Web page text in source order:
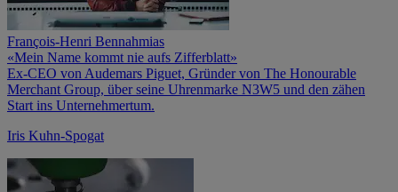
François-Henri Bennahmias
«Mein Name kommt nie aufs Zifferblatt»
Ex-CEO von Audemars Piguet, Gründer von The Honourable
Merchant Group, über seine Uhrenmarke N3W5 und den zähen
Start ins Unternehmertum.
Iris Kuhn-Spogat